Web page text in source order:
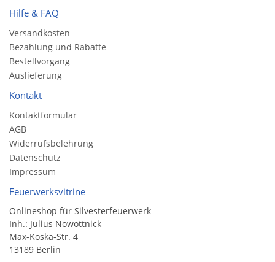
Hilfe & FAQ
Versandkosten
Bezahlung und Rabatte
Bestellvorgang
Auslieferung
Kontakt
Kontaktformular
AGB
Widerrufsbelehrung
Datenschutz
Impressum
Feuerwerksvitrine
Onlineshop für Silvesterfeuerwerk
Inh.: Julius Nowottnick
Max-Koska-Str. 4
13189 Berlin